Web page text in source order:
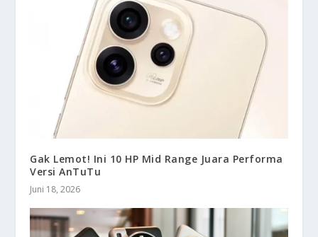
Gak Lemot! Ini 10 HP Mid Range Juara Performa
Versi AnTuTu
Juni 18, 2026